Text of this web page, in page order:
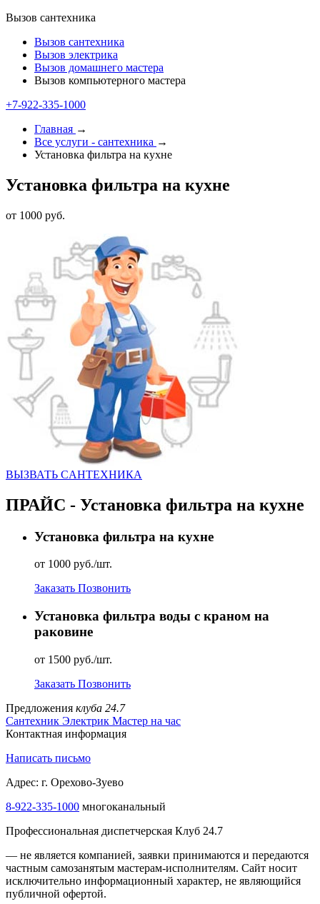
Вызов сантехника
Вызов сантехника
Вызов электрика
Вызов домашнего мастера
Вызов компьютерного мастера
+7-922-335-1000
Главная →
Все услуги - cантехника →
Установка фильтра на кухне
Установка фильтра на кухне
от 1000 руб.
ВЫЗВАТЬ CАНТЕХНИКА
ПРАЙС - Установка фильтра на кухне
Установка фильтра на кухне
от 1000 руб./шт.
Заказать Позвонить
Установка фильтра воды с краном на
раковине
от 1500 руб./шт.
Заказать Позвонить
Предложения клуба 24.7
Сантехник Электрик Мастер на час
Контактная информация
Написать письмо
Адрес: г. Орехово-Зуево
8-922-335-1000 многоканальный
Профессиональная диспетчерская Клуб 24.7
— не является компанией, заявки принимаются и передаются
частным самозанятым мастерам‑исполнителям. Сайт носит
исключительно информационный характер, не являющийся
публичной офертой.